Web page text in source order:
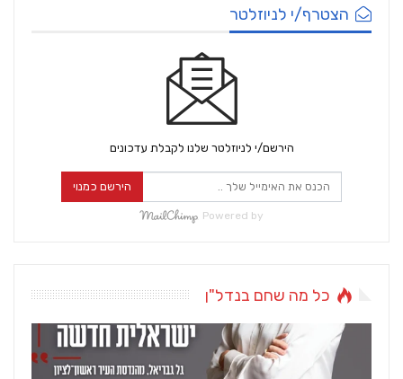
הצטרף/י לניוזלטר
הירשם/י לניוזלטר שלנו לקבלת עדכונים
הירשם כמנוי
Powered by
כל מה שחם בנדל"ן